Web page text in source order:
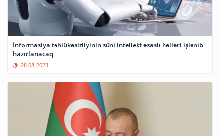
İnformasiya təhlükəsizliyinin süni intellekt əsaslı həlləri işlənib
hazırlanacaq
28-08-2023